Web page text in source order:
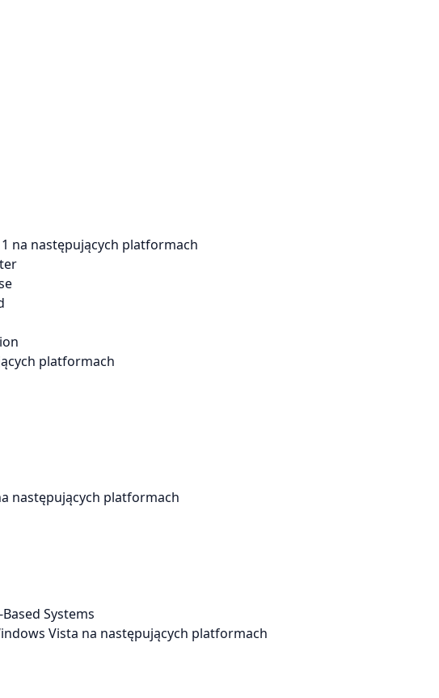
na następujących platformach
platformach
następujących platformach
Systems
Vista na następujących platformach